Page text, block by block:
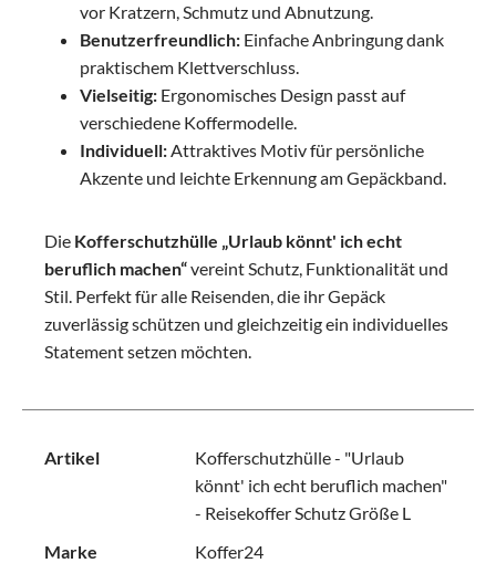
vor Kratzern, Schmutz und Abnutzung.
Benutzerfreundlich: Einfache Anbringung dank
praktischem Klettverschluss.
Vielseitig: Ergonomisches Design passt auf
verschiedene Koffermodelle.
Individuell:Attraktives Motiv für persönliche
Akzente und leichte Erkennung am Gepäckband.
Die Kofferschutzhülle „Urlaub könnt' ich echt
beruflich machen“vereint Schutz, Funktionalität und
Stil. Perfekt für alle Reisenden, die ihr Gepäck
zuverlässig schützen und gleichzeitig ein individuelles
Statement setzen möchten.
Artikel
Kofferschutzhülle - "Urlaub
könnt' ich echt beruflich machen"
- Reisekoffer Schutz Größe L
Marke
Koffer24